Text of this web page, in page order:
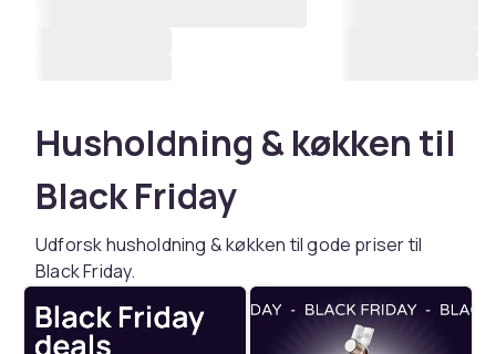
Husholdning & køkken til
Black Friday
Udforsk husholdning & køkken til gode priser til
Black Friday.